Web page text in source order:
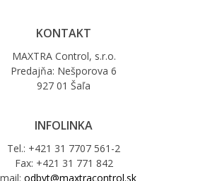
KONTAKT
MAXTRA Control, s.r.o.
Predajňa: Nešporova 6
927 01 Šaľa
INFOLINKA
Tel.: +421 31 7707 561-2
Fax: +421 31 771 842
odbyt@maxtracontrol.sk